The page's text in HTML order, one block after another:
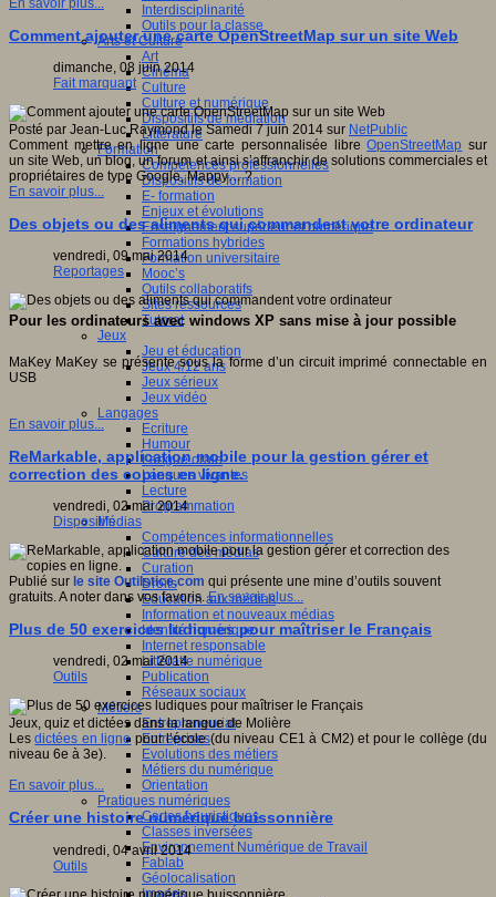
Interdisciplinarité
Outils pour la classe
Arts et Culture
Art
Cinéma
Culture
Culture et numérique
Dispositifs de médiation
Littérature
Formation
Compétences professionnelles
Dispositifs de formation
E- formation
Enjeux et évolutions
Enseignement supérieur et numérique
Formations hybrides
Formation universitaire
Mooc’s
Outils collaboratifs
Sites ressources
Tutorat
Jeux
Jeu et éducation
Jeux 4/12 ans
Jeux sérieux
Jeux vidéo
Langages
Ecriture
Humour
Langue orale
Langues vivantes
Lecture
Programmation
Médias
Compétences informationnelles
Culture des médias
Curation
Droits
Education aux médias
Information et nouveaux médias
Identité numérique
Internet responsable
Littératie numérique
Publication
Réseaux sociaux
Métiers
Entrepreneuriat
Entreprises
Evolutions des métiers
Métiers du numérique
Orientation
Pratiques numériques
Cartes heuristiques
Classes inversées
Environnement Numérique de Travail
Fablab
Géolocalisation
Images
En savoir plus...
Comment ajouter une carte OpenStreetMap sur un site Web
dimanche, 08 juin 2014
Fait marquant
Posté par Jean-Luc Raymond le Samedi 7 juin 2014 sur NetPublic
Comment mettre en ligne une carte personnalisée libreOpenStreetMap sur
un site Web, un blog, un forum et ainsi s’affranchir de solutions commerciales et
propriétaires de type Google, Mappy… ?
En savoir plus...
Des objets ou des aliments qui commandent votre ordinateur
vendredi, 09 mai 2014
Reportages
Pour les ordinateurs avec windows XP sans mise à jour possible
MaKey MaKey se présente sous la forme d’un circuit imprimé connectable en
USB
En savoir plus...
ReMarkable, application mobile pour la gestion gérer et
correction des copies en ligne.
vendredi, 02 mai 2014
Dispositifs
Publié sur le site Outilstice.com qui présente une mine d’outils souvent
gratuits. A noter dans vos favoris.En savoir plus...
Plus de 50 exercices ludiques pour maîtriser le Français
vendredi, 02 mai 2014
Outils
Jeux, quiz et dictées dans la langue de Molière
Lesdictées en ligne pour l’école (du niveau CE1 à CM2) et pour le collège (du
niveau 6e à 3e).
En savoir plus...
Créer une histoire numérique buissonnière
vendredi, 04 avril 2014
Outils